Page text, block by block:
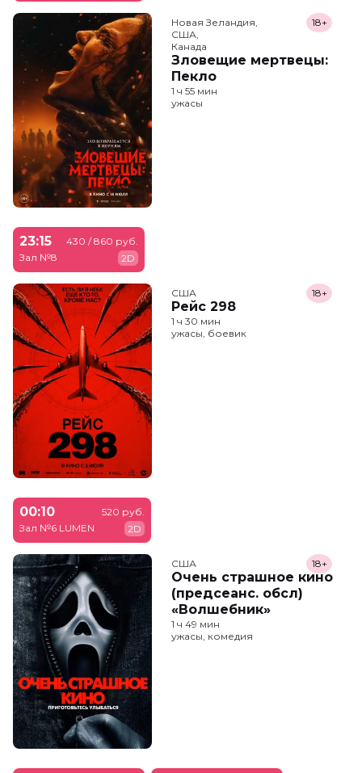
Новая Зеландия,
США,
Канада
Зловещие мертвецы:
Пекло
18+
1 ч 55 мин
ужасы
23:15
Зал №8
430 / 860 руб.
2D
США
Рейс 298
18+
1 ч 30 мин
ужасы, боевик
00:10
Зал №6 LUMEN
520 руб.
2D
США
Очень страшное кино
(предсеанс. обсл)
«Волшебник»
18+
1 ч 49 мин
ужасы, комедия